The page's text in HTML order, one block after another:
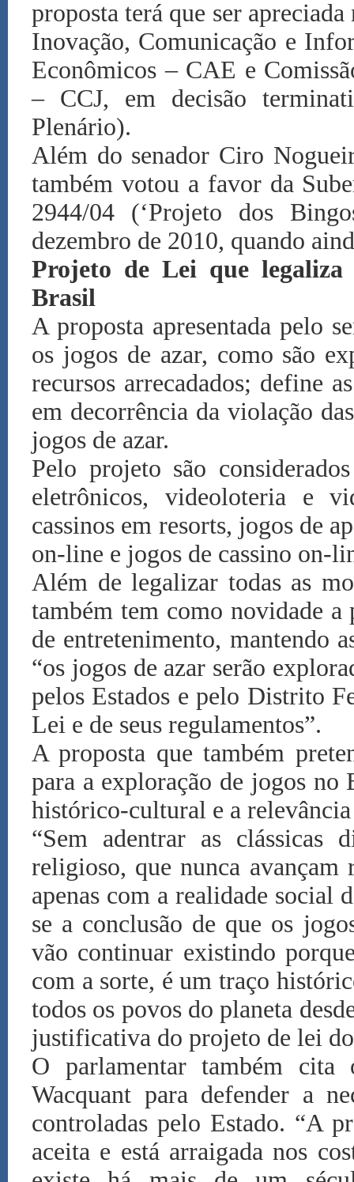
proposta terá que ser
Inovação, Comunicação e
Econômicos – CAE e
– CCJ, em decisão
Plenário).
Além do senador Ciro
também votou a favor da
2944/04 (‘Projeto dos
dezembro de 2010, quando
Projeto de Lei que legaliza
Brasil
A proposta apresentada pelo
os jogos de azar, como são
recursos arrecadados; define
em decorrência da violação
jogos de azar.
Pelo projeto são
eletrônicos, videoloteria e
cassinos em resorts, jogos de
on-line e jogos de cassino on-
Além de legalizar todas as
também tem como novidade a
de entretenimento, mantendo
“os jogos de azar serão
pelos Estados e pelo Distrito
Lei e de seus regulamentos”.
A proposta que também
para a exploração de jogos no
histórico-cultural e a
“Sem adentrar as clássicas
religioso, que nunca avançam
apenas com a realidade social
se a conclusão de que os
vão continuar existindo
com a sorte, é um traço
todos os povos do planeta
justificativa do projeto de lei
O parlamentar também cita
Wacquant para defender a
controladas pelo Estado. “A
aceita e está arraigada nos